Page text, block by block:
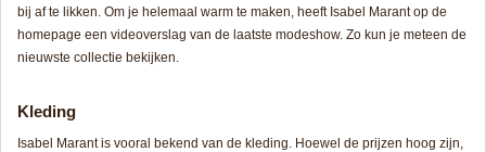
bij af te likken. Om je helemaal warm te maken, heeft Isabel Marant op de
homepage een videoverslag van de laatste modeshow. Zo kun je meteen de
nieuwste collectie bekijken.
Kleding
Isabel Marant is vooral bekend van de kleding. Hoewel de prijzen hoog zijn,